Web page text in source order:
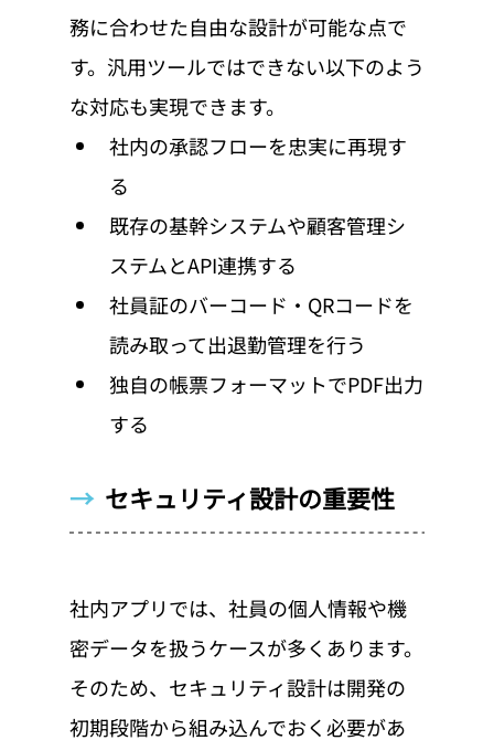
務に合わせた自由な設計が可能な点で
す。汎用ツールではできない以下のよう
な対応も実現できます。
社内の承認フローを忠実に再現す
る
既存の基幹システムや顧客管理シ
ステムとAPI連携する
社員証のバーコード・QRコードを
読み取って出退勤管理を行う
独自の帳票フォーマットでPDF出力
する
→ セキュリティ設計の重要性
社内アプリでは、社員の個人情報や機
密データを扱うケースが多くあります。
そのため、セキュリティ設計は開発の
初期段階から組み込んでおく必要があ